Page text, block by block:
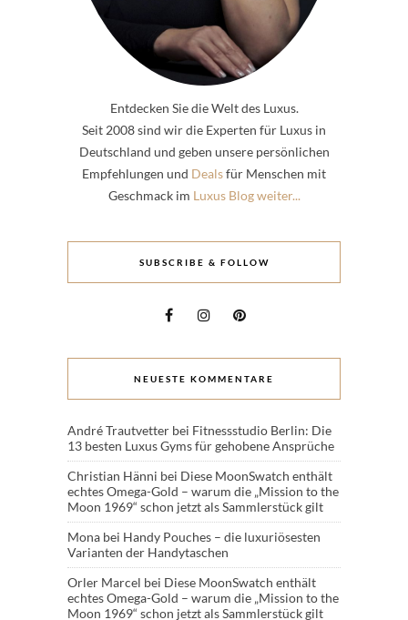
Entdecken Sie die Welt des Luxus.
Seit 2008 sind wir die Experten für Luxus in
Deutschland und geben unsere persönlichen
Empfehlungen und Dealsfür Menschen mit
Geschmack im Luxus Blog weiter...
SUBSCRIBE & FOLLOW
NEUESTE KOMMENTARE
André Trautvetter bei Fitnessstudio Berlin: Die
13 besten Luxus Gyms für gehobene Ansprüche
Christian Hänni bei Diese MoonSwatch enthält
echtes Omega-Gold – warum die „Mission to the
Moon 1969“ schon jetzt als Sammlerstück gilt
Mona bei Handy Pouches – die luxuriösesten
Varianten der Handytaschen
Orler Marcel bei Diese MoonSwatch enthält
echtes Omega-Gold – warum die „Mission to the
Moon 1969“ schon jetzt als Sammlerstück gilt